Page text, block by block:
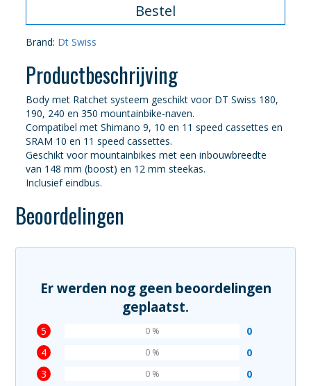
Bestel
Brand: Dt Swiss
Productbeschrijving
Body met Ratchet systeem geschikt voor DT Swiss 180,
190, 240 en 350 mountainbike-naven.
Compatibel met Shimano 9, 10 en 11 speed cassettes en
SRAM 10 en 11 speed cassettes.
Geschikt voor mountainbikes met een inbouwbreedte
van 148 mm (boost) en 12 mm steekas.
Inclusief eindbus.
Beoordelingen
Er werden nog geen beoordelingen
geplaatst.
5 0
0 %
4 0
0 %
3 0
0 %